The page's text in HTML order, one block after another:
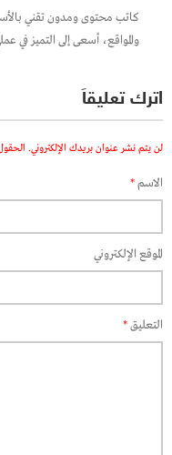
كاتب محتوى ومدون تقني
والمواقع، أسعى إلى التميز في
اترك تعليقاً
لن يتم نشر عنوان بريدك الإلكتروني.
الاسم*
الموقع الإلكتروني
التعليق*